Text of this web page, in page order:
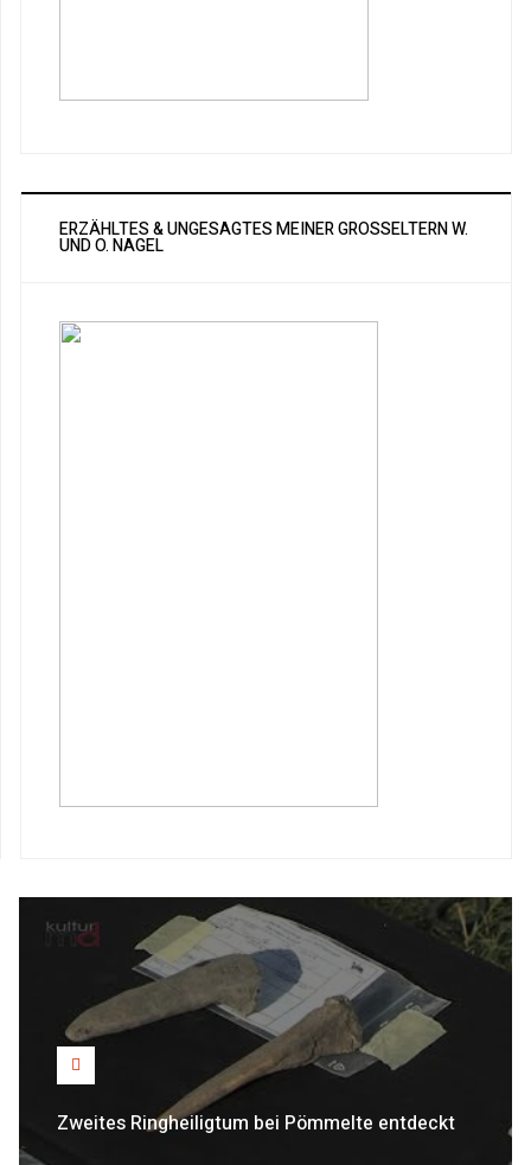
ERZÄHLTES & UNGESAGTES MEINER GROSSELTERN W. U
ND O. NAGEL
Zweites Ringheiligtum bei Pömmelte entdeckt